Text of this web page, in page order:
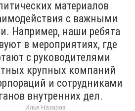
материалов
с важными
Например, наши ребята
в мероприятиях, где
с руководителями
крупных компаний
и сотрудниками
внутренних дел.
Илья Назаров